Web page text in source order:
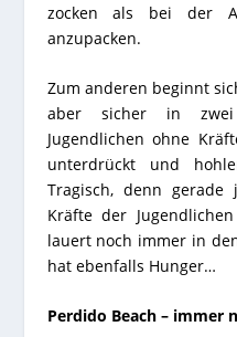
zocken als bei der
anzupacken.
Zum anderen beginnt
aber sicher in zwei
Jugendlichen ohne
unterdrückt und
Tragisch, denn
Kräfte der
lauert noch immer in
hat ebenfalls Hunger…
Perdido Beach – immer